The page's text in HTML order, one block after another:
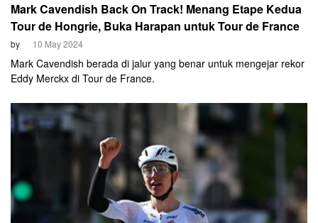
Mark Cavendish Back On Track! Menang Etape Kedua
Tour de Hongrie, Buka Harapan untuk Tour de France
by 10 May 2024
Mark Cavendish berada di jalur yang benar untuk mengejar rekor
Eddy Merckx di Tour de France.